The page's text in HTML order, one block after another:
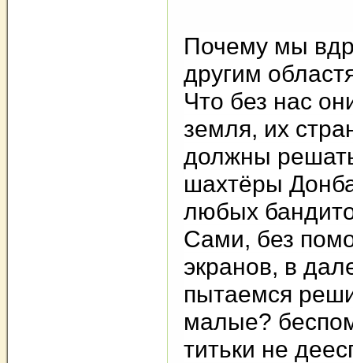
Почему мы
другим
Что без нас
земля, их
должны
шахтёры
любых
Сами, без
экранов, в
пытаемся
малые?
титьки не